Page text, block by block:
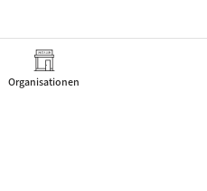
Organisationen